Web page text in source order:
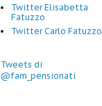
Twitter Elisabetta
Fatuzzo
Twitter Carlo Fatuzzo
Tweets di
@fam_pensionati